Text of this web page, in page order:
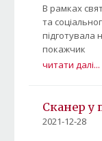
В рамках
та
підготувала
покажчик
читати далі...
Сканер у
2021-12-28